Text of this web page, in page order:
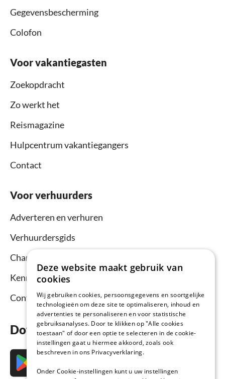
Gegevensbescherming
Colofon
Voor vakantiegasten
Zoekopdracht
Zo werkt het
Reismagazine
Hulpcentrum vakantiegangers
Contact
Voor verhuurders
Adverteren en verhuren
Verhuurdersgids
Channel Manager
Kennisbank verhuurders
Contact
Download nu de app
Deze website maakt gebruik van
cookies
Wij gebruiken cookies, persoonsgegevens en soortgelijke
technologieën om deze site te optimaliseren, inhoud en
advertenties te personaliseren en voor statistische
gebruiksanalyses. Door te klikken op "Alle cookies
toestaan" of door een optie te selecteren in de cookie-
instellingen gaat u hiermee akkoord, zoals ook
beschreven in ons Privacyverklaring.
Onder Cookie-instellingen kunt u uw instellingen